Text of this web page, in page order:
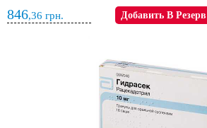
846,36 грн. Добавить В Резерв